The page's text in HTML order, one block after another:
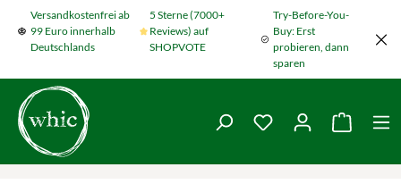
Zum Hauptinhalt springen
Versandkostenfrei ab
99 Euro innerhalb
Deutschlands
5 Sterne (7000+
Reviews) auf
SHOPVOTE
Try-Before-You-
Buy: Erst
probieren, dann
sparen
Du hast 0